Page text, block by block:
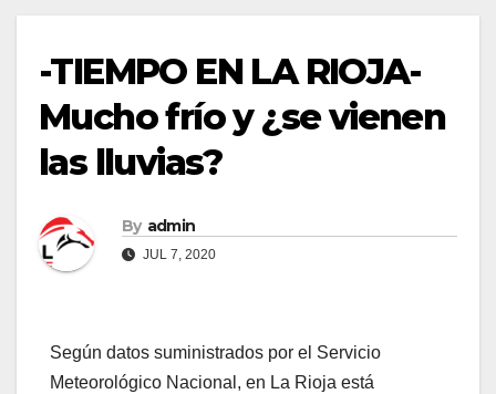
-TIEMPO EN LA RIOJA-
Mucho frío y ¿se vienen
las lluvias?
By admin
JUL 7, 2020
Según datos suministrados por el Servicio
Meteorológico Nacional, en La Rioja está